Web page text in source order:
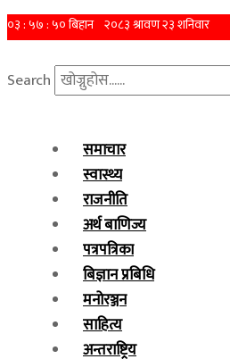
Search
समाचार
स्वास्थ्य
राजनीति
अर्थ बाणिज्य
पत्रपत्रिका
बिज्ञान प्रबिधि
मनोरञ्जन
साहित्य
अन्तराष्ट्रिय